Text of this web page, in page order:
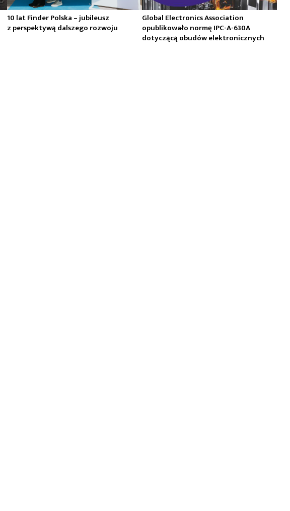
10 lat Finder Polska – jubileusz
z perspektywą dalszego rozwoju
Global Electronics Association
opublikowało normę IPC-A-630A
dotyczącą obudów elektronicznych